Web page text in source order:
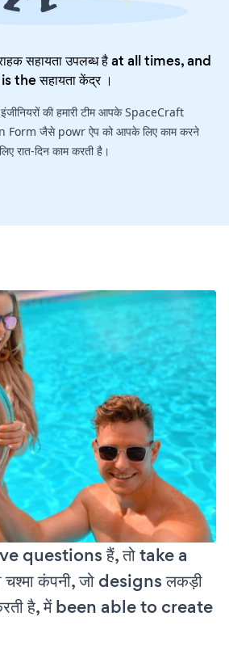
सहायता उपलब्ध है at all times, and
is theसहायता केंद्र।
की हमारी टीम आपके SpaceCraft
जैसे powr ऐप को आपके लिए काम करने
रात-दिन काम करती है।
questions हैं, तो take a
कंपनी, जो designs लकड़ी
करती है, में been able to create